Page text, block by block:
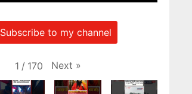
Subscribe to my channel
1 / 170 Next »